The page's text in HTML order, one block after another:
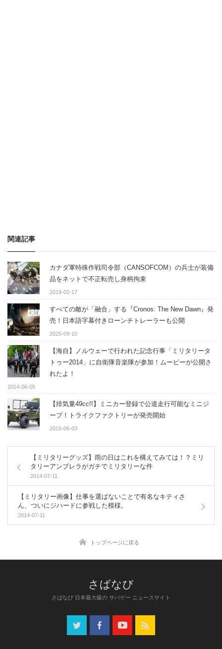
関連記事
カナダ軍特殊作戦司令部（CANSOFCOM）の兵士が装備
品をネットで不正転売し身柄拘束
2019-02-17
すべての敵が「融合」する『Cronos: The New Dawn』発
売！日本語字幕付きローンチトレーラーも公開
2025-09-10
【海自】ノルウェーで行われた記念行事「ミリタリータ
トゥー2014」に自衛隊音楽隊が参加！ムービーが公開さ
れたよ！
2014-06-05
【排気量49cc!!】ミニカー登録で公道走行可能なミニジ
ープ！トライクファクトリーが発売開始
2015-06-03
【ミリタリーグッズ】雨の日はこれを構えてみては！？ミリ
タリーアンブレラがガチでミリタリーな件
2014-07-11
【ミリタリー画像】仕事を選ばないことで有名なキティさ
ん、ついにジハードに参戦した模様。
2014-07-11
トップページに戻る
さばなび 日本最大級の サバゲー ニュースサイト